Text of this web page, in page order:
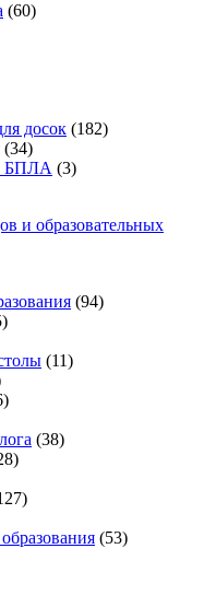
(60)
досок (182)
(34)
БПЛА (3)
и образовательных
(94)
(11)
(38)
(53)